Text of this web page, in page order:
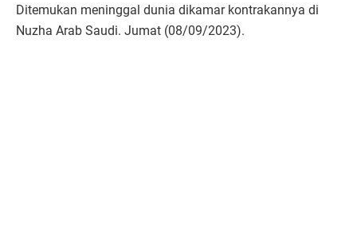
Ditemukan meninggal dunia dikamar kontrakannya di
Nuzha Arab Saudi. Jumat (08/09/2023).